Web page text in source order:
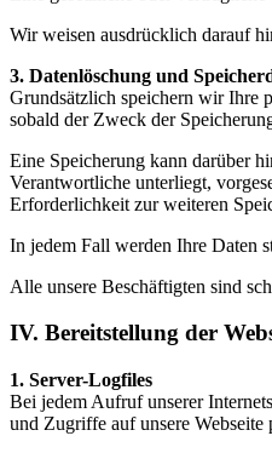
Wir weisen ausdrücklich darauf
3. Datenlöschung und
Grundsätzlich speichern wir Ihre
sobald der Zweck der
Eine Speicherung kann darüber
Verantwortliche unterliegt,
Erforderlichkeit zur weiteren
In jedem Fall werden Ihre Daten
Alle unsere Beschäftigten sind
IV. Bereitstellung der
1. Server-Logfiles
Bei jedem Aufruf unserer
und Zugriffe auf unsere